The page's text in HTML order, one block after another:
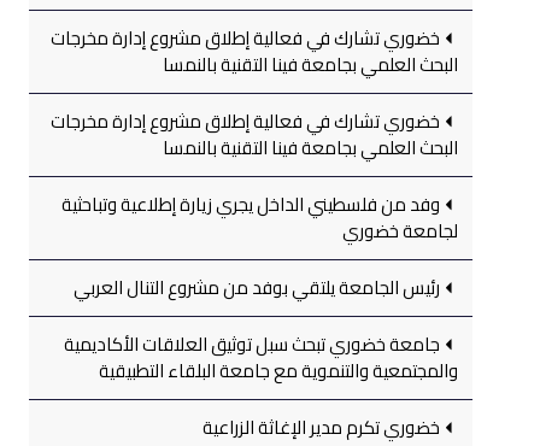
خضوري تشارك في فعالية إطلاق مشروع إدارة مخرجات
البحث العلمي بجامعة فينا التقنية بالنمسا
خضوري تشارك في فعالية إطلاق مشروع إدارة مخرجات
البحث العلمي بجامعة فينا التقنية بالنمسا
وفد من فلسطيني الداخل يجري زيارة إطلاعية وتباحثية
لجامعة خضوري
رئيس الجامعة يلتقي بوفد من مشروع التنال العربي
جامعة خضوري تبحث سبل توثيق العلاقات الأكاديمية
والمجتمعية والتنموية مع جامعة البلقاء التطبيقية
خضوري تكرم مدير الإغاثة الزراعية